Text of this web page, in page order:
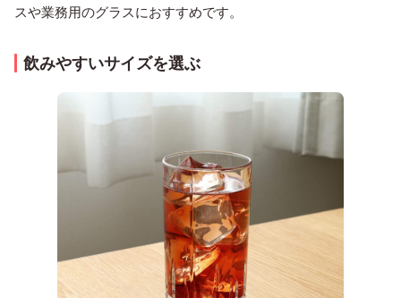
スや業務用のグラスにおすすめです。
飲みやすいサイズを選ぶ